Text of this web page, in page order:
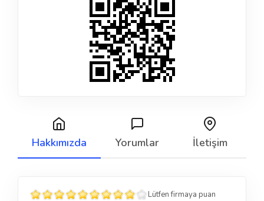
Hakkımızda Yorumlar İletişim
Lütfen firmaya puan